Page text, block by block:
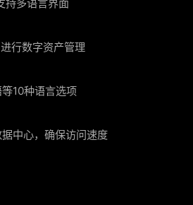
持多语言界面
行数字资产管理
10种语言选项
中心，确保访问速度